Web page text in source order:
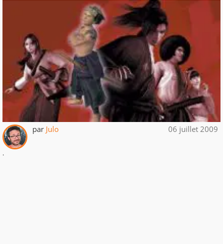
par Julo 06 juillet 2009
.